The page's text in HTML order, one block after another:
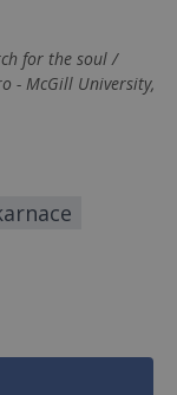
for the soul /
- McGill University,